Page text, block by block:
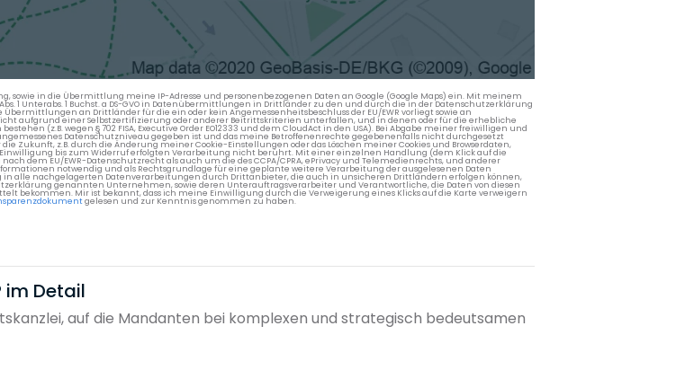
in die Übermittlung meine IP-Adresse und personenbezogenen Daten an Google (Google Maps) ein. Mit meinem
1 Unterabs. 1 Buchst. a DS-GVO in Datenübermittlungen in Drittländer zu den und durch die in der Datenschutzerklärung
an Drittländer für die ein oder kein Angemessenheitsbeschluss der EU/EWR vorliegt sowie an
aufgrund einer Selbstzertifizierung oder anderer Beitrittskriterien unterfallen, und in denen oder für die erhebliche
(z.B. wegen § 702 FISA, Executive Order EO12333 und dem CloudAct in den USA). Bei Abgabe meiner freiwilligen und
Datenschutzniveau gegeben ist und das meine Betroffenenrechte gegebenenfalls nicht durchgesetzt
z.B. durch die Änderung meiner Cookie-Einstellungen oder das Löschen meiner Cookies und Browserdaten,
bis zum Widerruf erfolgten Verarbeitung nicht berührt. Mit einer einzelnen Handlung (dem Klick auf die
dem EU/EWR-Datenschutzrecht als auch um die des CCPA/CPRA, ePrivacy und Telemedienrechts, und anderer
notwendig und als Rechtsgrundlage für eine geplante weitere Verarbeitung der ausgelesenen Daten
alle nachgelagerten Datenverarbeitungen durch Drittanbieter, die auch in unsicheren Drittländern erfolgen können,
genannten Unternehmen, sowie deren Unterauftragsverarbeiter und Verantwortliche, die Daten von diesen
Mir ist bekannt, dass ich meine Einwilligung durch die Verweigerung eines Klicks auf die Karte verweigern
gelesen und zur Kenntnis genommen zu haben.
im Detail
auf die Mandanten bei komplexen und strategisch bedeutsamen